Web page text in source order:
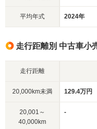
平均年式 2024年
走行距離別 中古車小
走行距離
20,000km未満 129.4万円
20,001～
40,000km
-